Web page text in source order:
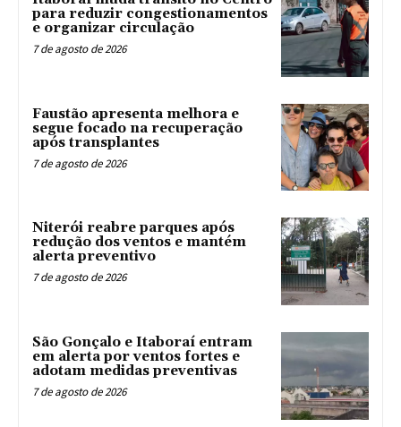
para reduzir congestionamentos
e organizar circulação
7 de agosto de 2026
Faustão apresenta melhora e
segue focado na recuperação
após transplantes
7 de agosto de 2026
Niterói reabre parques após
redução dos ventos e mantém
alerta preventivo
7 de agosto de 2026
São Gonçalo e Itaboraí entram
em alerta por ventos fortes e
adotam medidas preventivas
7 de agosto de 2026